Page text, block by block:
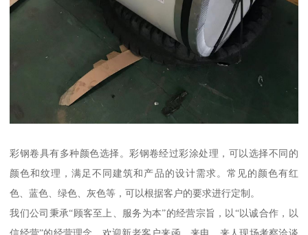
彩钢卷具有多种颜色选择。彩钢卷经过彩涂处理，可以选择不同的
颜色和纹理，满足不同建筑和产品的设计需求。常见的颜色有红
色、蓝色、绿色、灰色等，可以根据客户的要求进行定制。
我们公司秉承“顾客至上、服务为本”的经营宗旨，以“以诚合作，以